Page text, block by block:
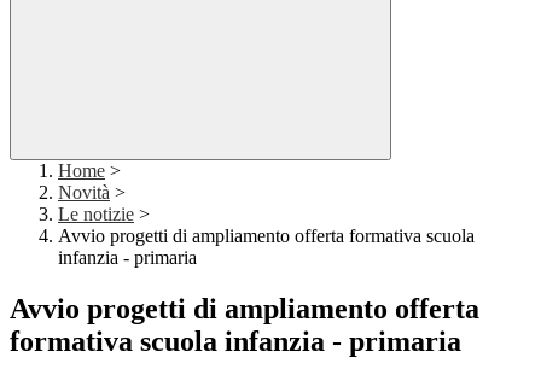
Home >
Novità >
Le notizie >
Avvio progetti di ampliamento offerta formativa scuola
infanzia - primaria
Avvio progetti di ampliamento offerta
formativa scuola infanzia - primaria